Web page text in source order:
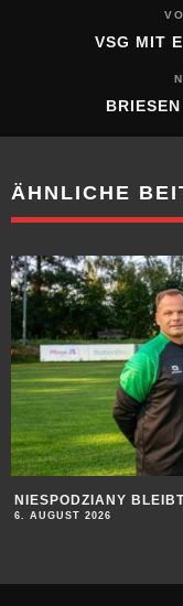
VSG MIT
ÄHNLICHE
NIESPODZIANY
6. AUGUST 2026